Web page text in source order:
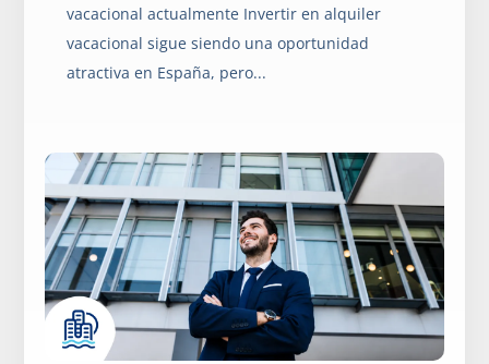
vacacional actualmente Invertir en alquiler
vacacional sigue siendo una oportunidad
atractiva en España, pero...